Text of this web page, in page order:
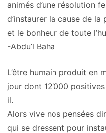
animés d’une résolution
d’instaurer la cause de
et le bonheur de toute
-Abdu’l Baha
L’être humain produit en
jour dont 12’000
il.
Alors vive nos pensées
qui se dressent pour